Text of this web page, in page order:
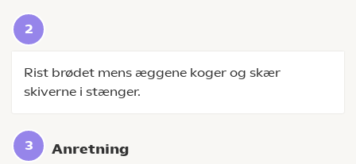
Rist brødet mens æggene koger og skær
skiverne i stænger.
Anretning